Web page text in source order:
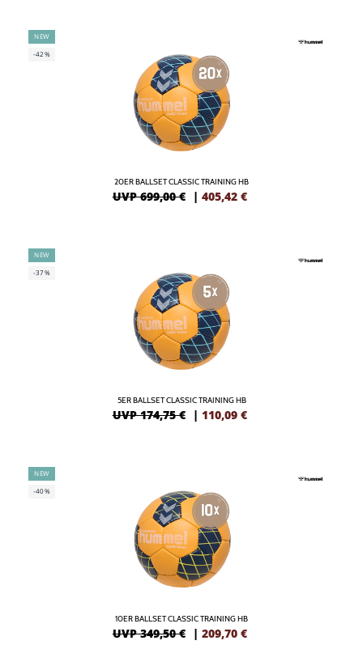
NEW
-42%
20ER BALLSET CLASSIC TRAINING HB
UVP 699,00 € | 405,42 €
NEW
-37%
5ER BALLSET CLASSIC TRAINING HB
UVP 174,75 € | 110,09 €
NEW
-40%
10ER BALLSET CLASSIC TRAINING HB
UVP 349,50 € | 209,70 €